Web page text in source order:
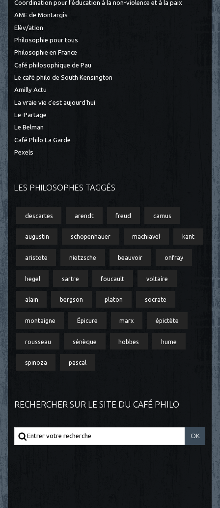
Coordination pour l’éducation à la non-violence et à la paix
AME de Montargis
Elèv/ation
Philosophie pour tous
Philosophie en France
Café philosophique de Pau
Le café philo de South Kensington
Amilly Actu
La vraie vie c'est aujourd'hui
Le-Partage
Le Belman
Café Philo La Garde
Pexels
LES PHILOSOPHES TAGGÉS
descartes arendt freud camus
augustin schopenhauer machiavel kant
aristote nietzsche beauvoir onfray
hegel sartre foucault voltaire
alain bergson platon socrate
montaigne Épicure marx épictète
rousseau sénèque hobbes hume
spinoza pascal
RECHERCHER SUR LE SITE DU CAFÉ PHILO